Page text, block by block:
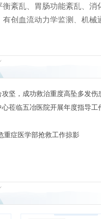
衡紊乱、胃肠功能紊乱、
创血流动力学监测、机
救延续危重病人生命。
坚，成功救治重度高坠多发伤
莅临五冶医院开展年度指导工
症医学部抢救工作掠影